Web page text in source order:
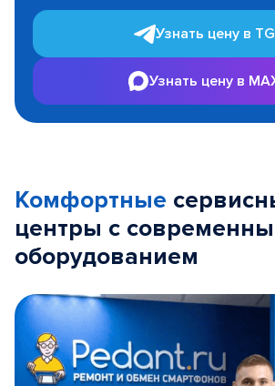
Узнать цену в TG
Узнать цену в
Комфортные
центры с
оборудованием